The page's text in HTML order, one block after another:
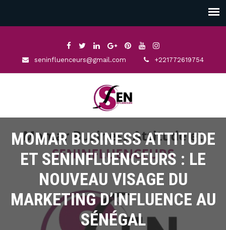
seninfluenceurs@gmail.com +221772619754
MOMAR BUSINESS ATTITUDE
ET SENINFLUENCEURS : LE
NOUVEAU VISAGE DU
MARKETING D’INFLUENCE AU
SÉNÉGAL